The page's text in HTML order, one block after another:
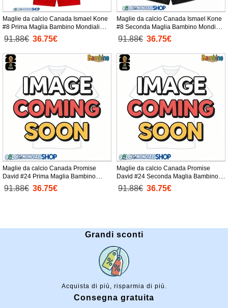
Maglie da calcio Canada Ismael Kone
#8 Prima Maglia Bambino Mondiali
2026 Manica Corta + Pantaloni corti)
91.88€ 36.75€
Maglie da calcio Canada Ismael Kone
#8 Seconda Maglia Bambino Mondiali
2026 Manica Corta + Pantaloni corti)
91.88€ 36.75€
Maglie da calcio Canada Promise
David #24 Prima Maglia Bambino
Mondiali 2026 Manica Corta +
Pantaloni corti)
91.88€ 36.75€
Maglie da calcio Canada Promise
David #24 Seconda Maglia Bambino
Mondiali 2026 Manica Corta +
Pantaloni corti)
91.88€ 36.75€
Grandi sconti
Acquista di più, risparmia di più.
Consegna gratuita